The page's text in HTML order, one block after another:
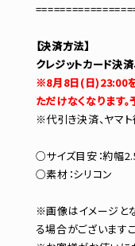
【決済方法】
クレジットカード決
※8月8日(日)23:00を
ただけなくなります
※代引き決済、ヤマ
○サイズ目安：約幅
○素材：シリコン
※画像はイメージと
る場合がございます